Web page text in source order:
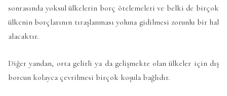
sonrasında yoksul ülkelerin borç ötelemeleri ve belki de birçok
ülkenin borçlarının tıraşlanması yoluna gidilmesi zorunlu bir hal
alacaktır.
Diğer yandan, orta gelirli ya da gelişmekte olan ülkeler için dış
borcun kolayca çevrilmesi birçok koşula bağlıdır.